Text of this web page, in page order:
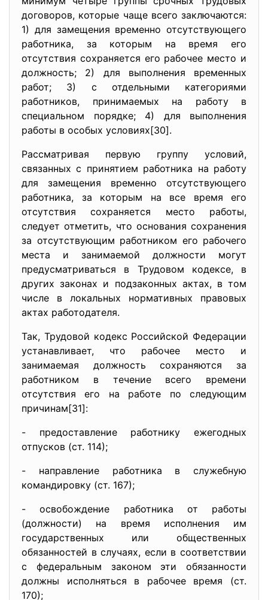
договоров, которые чаще всего заключаются:
1) для замещения временно отсутствующего
работника, за которым на время его
отсутствия сохраняется его рабочее место и
должность; 2) для выполнения временных
работ; 3) с отдельными категориями
работников, принимаемых на работу в
специальном порядке; 4) для выполнения
работы в особых условиях[30].
Рассматривая первую группу условий,
связанных с принятием работника на работу
для замещения временно отсутствующего
работника, за которым на все время его
отсутствия сохраняется место работы,
следует отметить, что основания сохранения
за отсутствующим работником его рабочего
места и занимаемой должности могут
предусматриваться в Трудовом кодексе, в
других законах и подзаконных актах, в том
числе в локальных нормативных правовых
актах работодателя.
Так, Трудовой кодекс Российской Федерации
устанавливает, что рабочее место и
занимаемая должность сохраняются за
работником в течение всего времени
отсутствия его на работе по следующим
причинам[31]:
- предоставление работнику ежегодных
отпусков (ст. 114);
- направление работника в служебную
командировку (ст. 167);
- освобождение работника от работы
(должности) на время исполнения им
государственных или общественных
обязанностей в случаях, если в соответствии
с федеральным законом эти обязанности
должны исполняться в рабочее время (ст.
170);